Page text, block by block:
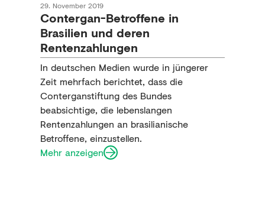
29. November 2019
Contergan-Betroffene in
Brasilien und deren
Rentenzahlungen
In deutschen Medien wurde in jüngerer
Zeit mehrfach berichtet, dass die
Conterganstiftung des Bundes
beabsichtige, die lebenslangen
Rentenzahlungen an brasilianische
Betroffene, einzustellen.
Mehr anzeigen